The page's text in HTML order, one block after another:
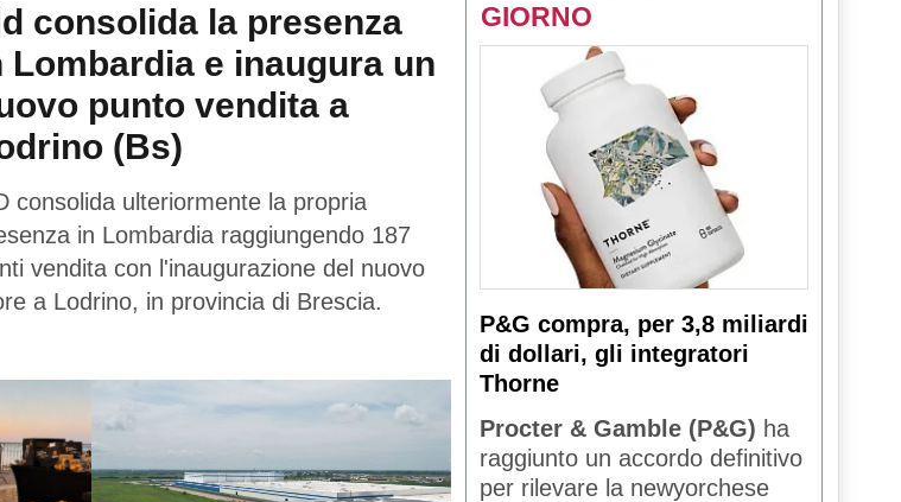
consolida la presenza
Lombardia e inaugura un
punto vendita a
(Bs)
consolida ulteriormente la propria
in Lombardia raggiungendo 187
vendita con l'inaugurazione del nuovo
a Lodrino, in provincia di Brescia.
GIORNO
P&G compra, per 3,8 miliardi
di dollari, gli integratori
Thorne
Procter & Gamble (P&G) ha
raggiunto un accordo definitivo
per rilevare la newyorchese